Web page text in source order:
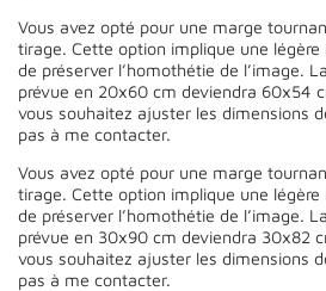
Vous avez opté pour une marge
tirage. Cette option implique une
de préserver l’homothétie de l’image.
prévue en 20x60 cm deviendra 60x54
vous souhaitez ajuster les dimensions
pas à me contacter.
Vous avez opté pour une marge
tirage. Cette option implique une
de préserver l’homothétie de l’image.
prévue en 30x90 cm deviendra 30x82
vous souhaitez ajuster les dimensions
pas à me contacter.